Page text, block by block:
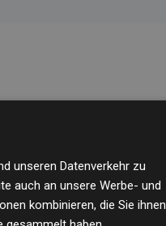
unseren Datenverkehr zu
auch an unsere Werbe- und
kombinieren, die Sie ihnen